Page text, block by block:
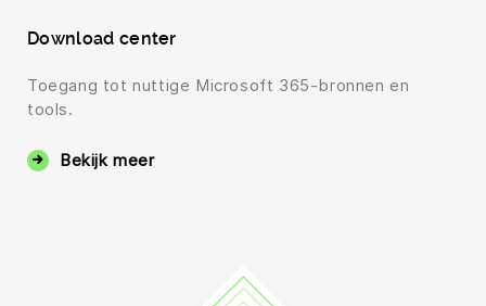
Download center
Toegang tot nuttige Microsoft 365-bronnen en
tools.
Bekijk meer